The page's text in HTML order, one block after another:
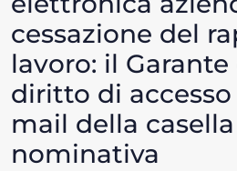
cessazione del
lavoro: il
diritto di
mail della
nominativa